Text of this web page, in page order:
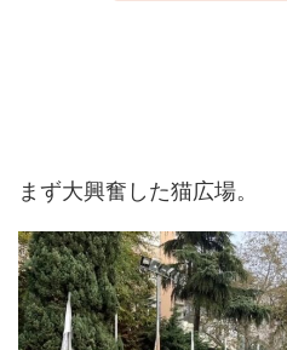
まず大興奮した猫広場。